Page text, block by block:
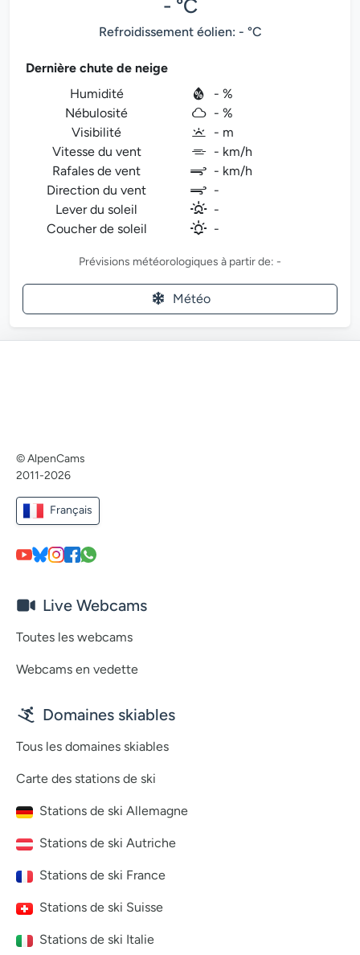
- °C
Refroidissement éolien: - °C
Dernière chute de neige
Humidité
- %
Nébulosité
- %
Visibilité
- m
Vitesse du vent
- km/h
Rafales de vent
- km/h
Direction du vent
-
Lever du soleil
-
Coucher de soleil
-
Prévisions météorologiques à partir de: -
Météo
© AlpenCams
2011-2026
Français
Live Webcams
Toutes les webcams
Webcams en vedette
Domaines skiables
Tous les domaines skiables
Carte des stations de ski
Stations de ski Allemagne
Stations de ski Autriche
Stations de ski France
Stations de ski Suisse
Stations de ski Italie